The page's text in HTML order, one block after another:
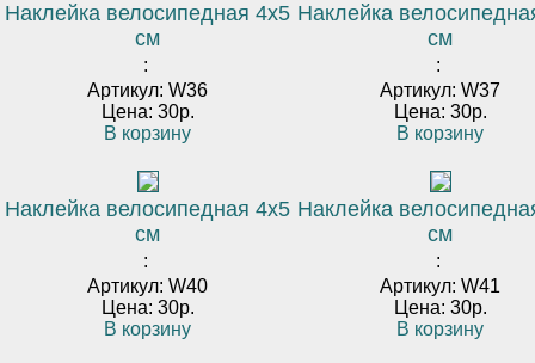
Наклейка велосипедная 4х5
см
:
Артикул: W36
Цена: 30р.
В корзину
Наклейка
см
:
Артикул: W37
Цена: 30р.
В корзину
Наклейка велосипедная 4х5
см
:
Артикул: W40
Цена: 30р.
В корзину
Наклейка
см
:
Артикул: W41
Цена: 30р.
В корзину